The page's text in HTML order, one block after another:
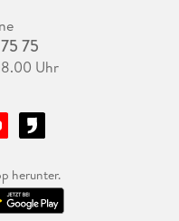
75
Uhr
herunter.